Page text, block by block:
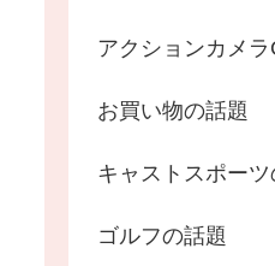
アクションカメ
お買い物の話題
キャストスポーツ
ゴルフの話題